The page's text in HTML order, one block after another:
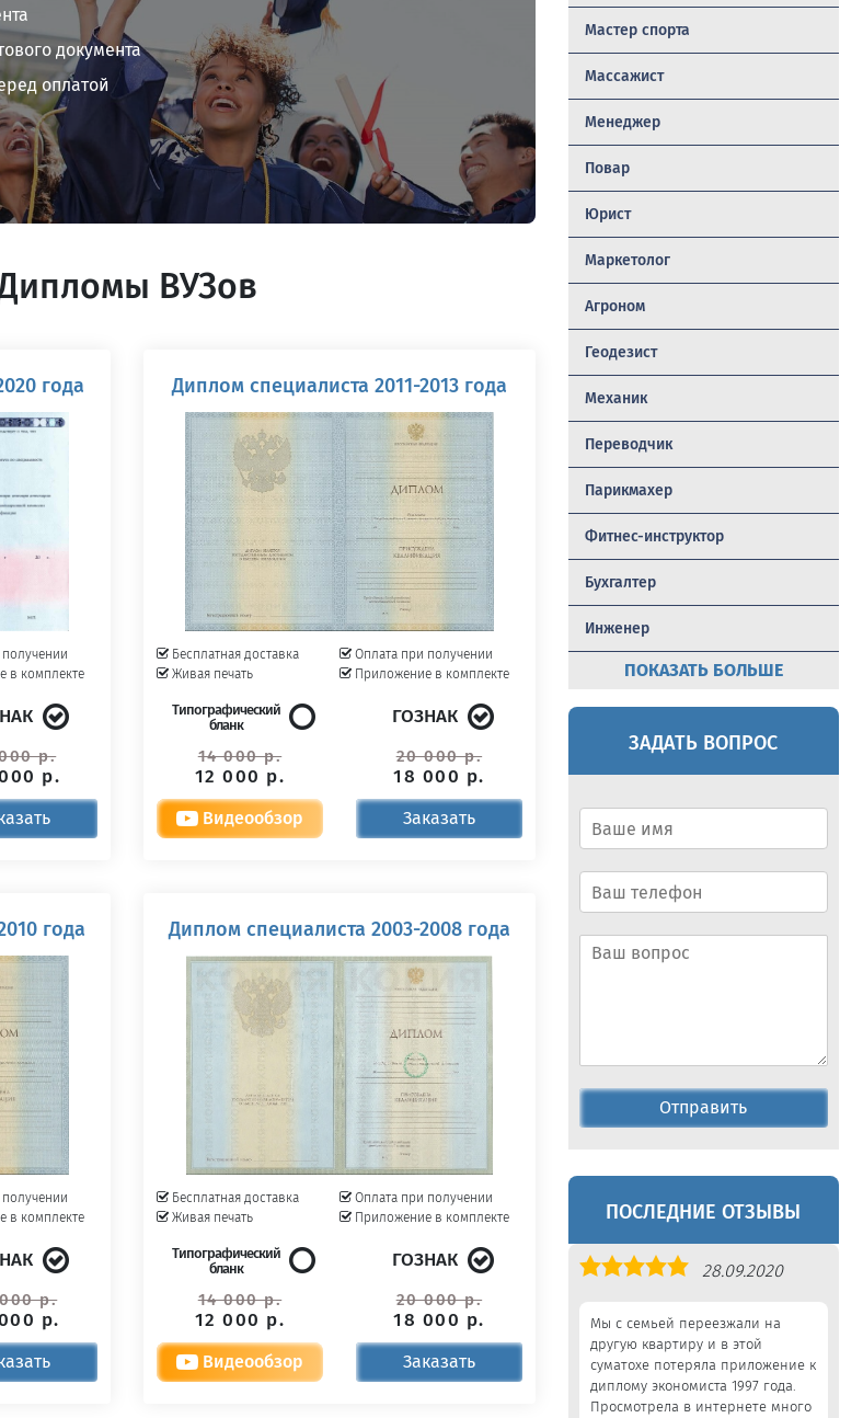
документа
оплатой
ВУЗов
года
в комплекте
р.
р.
Диплом специалиста 2011-2013 года
Бесплатная доставка
Живая печать
Оплата при получении
Приложение в комплекте
Типографический
бланк
14 000 р.
12 000 р.
ГОЗНАК
20 000 р.
18 000 р.
Видеообзор Заказать
года
в комплекте
р.
р.
Диплом специалиста 2003-2008 года
Бесплатная доставка
Живая печать
Оплата при получении
Приложение в комплекте
Типографический
бланк
14 000 р.
12 000 р.
ГОЗНАК
20 000 р.
18 000 р.
Видеообзор Заказать
Мастер спорта
Массажист
Менеджер
Повар
Юрист
Маркетолог
Агроном
Геодезист
Механик
Переводчик
Парикмахер
Фитнес-инструктор
Бухгалтер
Инженер
ПОКАЗАТЬ БОЛЬШЕ
ЗАДАТЬ ВОПРОС
Отправить
ПОСЛЕДНИЕ ОТЗЫВЫ
Оценка
28.09.2020
Мы с семьей переезжали на
другую квартиру и в этой
суматохе потеряла приложение к
диплому экономиста 1997 года.
Просмотрела в интернете много